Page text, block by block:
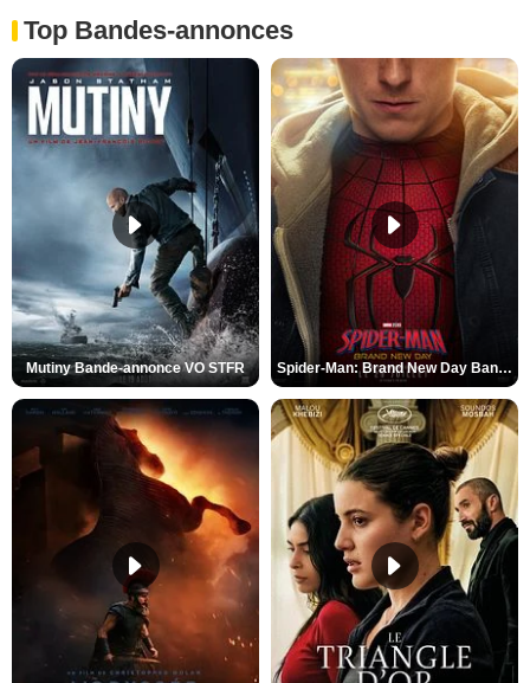
Top Bandes-annonces
Mutiny Bande-annonce VO STFR Spider-Man: Brand New Day Bande-annonce VO STFR